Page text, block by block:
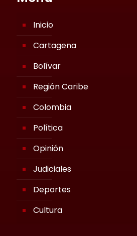
Inicio
Cartagena
Bolívar
Región Caribe
Colombia
Política
Opinión
Judiciales
Deportes
Cultura